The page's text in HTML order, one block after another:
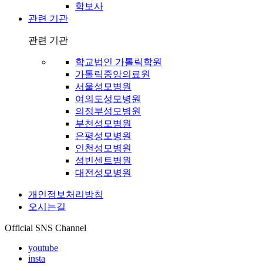
학보사
관련 기관
관련 기관
학교법인 가톨릭학원
가톨릭중앙의료원
서울성모병원
여의도성모병원
의정부성모병원
부천성모병원
은평성모병원
인천성모병원
성빈센트병원
대전성모병원
개인정보처리방침
오시는길
Official SNS Channel
youtube
insta